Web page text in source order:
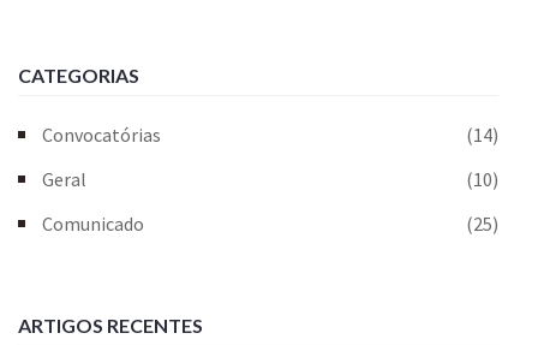
CATEGORIAS
Convocatórias
(14)
Geral
(10)
Comunicado
(25)
ARTIGOS RECENTES